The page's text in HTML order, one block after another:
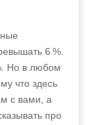
6 %.
Но в любом
что здесь
с вами, а
про